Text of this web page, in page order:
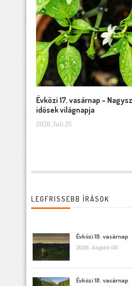
Évközi 17. vasárnap –
idősek világnapja
2026. Juli 25
LEGFRISSEBB ÍRÁSOK
Évközi 19. vasárnap
2026. August 08
Évközi 18. vasárnap